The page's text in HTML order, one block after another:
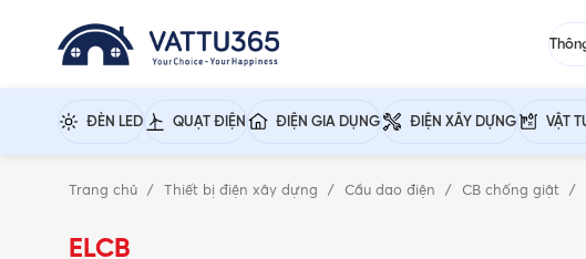
ĐÈN LED QUẠT ĐIỆN ĐIỆN GIA DỤNG ĐIỆN XÂY DỰNG VẬT
Trang chủ Thiết bị điện xây dựng Cầu dao điện CB chống giật
ELCB